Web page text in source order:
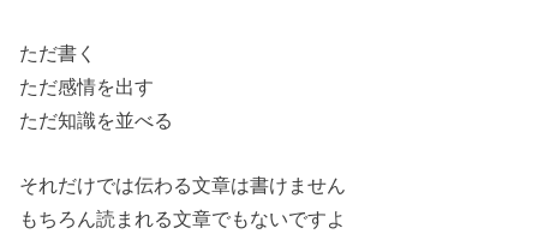
ただ書く
ただ感情を出す
ただ知識を並べる
それだけでは伝わる文章は書けません
もちろん読まれる文章でもないですよ